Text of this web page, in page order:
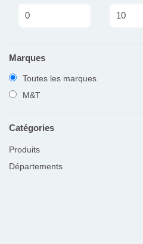
Marques
Toutes les marques
M&T
Catégories
produits
départements